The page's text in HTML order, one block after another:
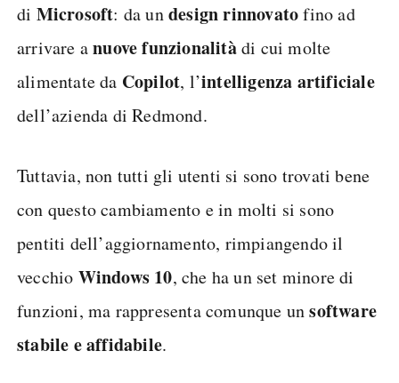
di Microsoft: da undesignrinnovatofino ad
arrivare anuovefunzionalitàdi cui molte
alimentate da Copilot, l’intelligenza artificiale
dell’azienda di Redmond.
Tuttavia, non tutti gli utenti si sono trovati bene
con questo cambiamento e in molti si sono
pentiti dell’aggiornamento, rimpiangendo il
vecchio Windows 10, che ha un set minore di
funzioni, ma rappresenta comunque unsoftware
stabile e affidabile.